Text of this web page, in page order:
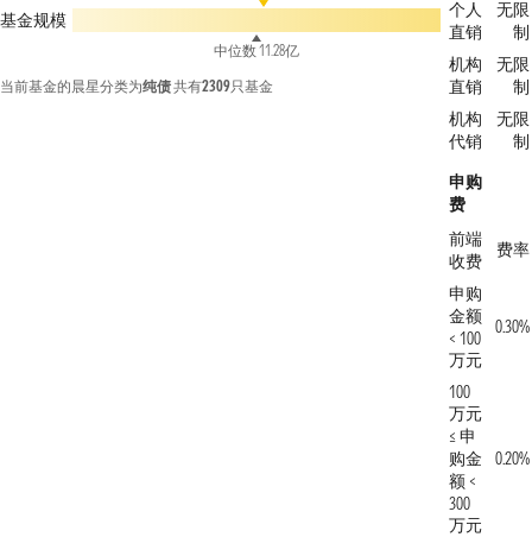
基金规模
中位数 11.28亿
当前基金的晨星分类为纯债共有2309只基金
个人
直销
无限
制
机构
直销
无限
制
机构
代销
无限
制
申购
费
前端
收费
费率
申购
金额
< 100
万元
0.30%
100
万元
≤ 申
购金
额 <
300
万元
0.20%